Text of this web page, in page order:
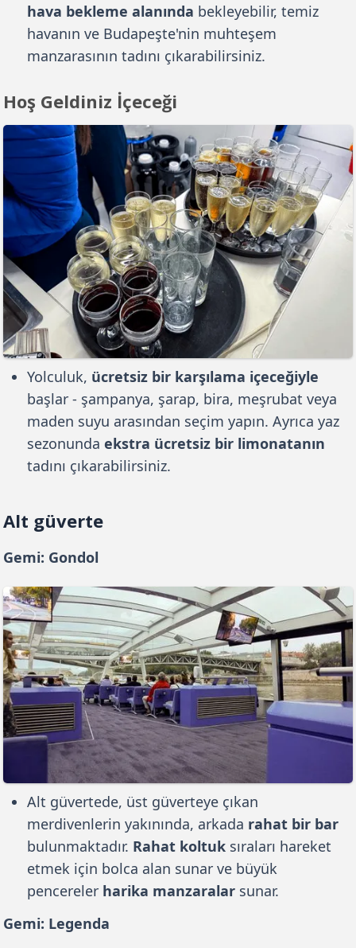
hava bekleme alanında bekleyebilir, temiz
havanın ve Budapeşte'nin muhteşem
manzarasının tadını çıkarabilirsiniz.
Hoş Geldiniz İçeceği
Yolculuk, ücretsiz bir karşılama içeceğiyle
başlar - şampanya, şarap, bira, meşrubat veya
maden suyu arasından seçim yapın. Ayrıca yaz
sezonundaekstra ücretsiz bir limonatanın
tadını çıkarabilirsiniz.
Alt güverte
Gemi: Gondol
Alt güvertede, üst güverteye çıkan
merdivenlerin yakınında, arkada rahat bir bar
bulunmaktadır. Rahat koltuk sıraları hareket
etmek için bolca alan sunar ve büyük
pencereler harika manzaralar sunar.
Gemi: Legenda